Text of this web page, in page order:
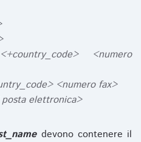
<numero
<numero fax>
elettronica>
devono contenere il